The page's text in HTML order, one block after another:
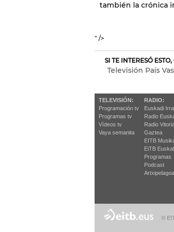
también la crónica
" />
SI TE INTERESÓ
Televisión País
TELEVISIÓN:
Programación tv
Programas tv
Vídeos tv
Vaya semanita
RADIO:
Euskadi
Radio
Radio
Gaztea
EITB
EiTB
Programas
Podcast
Artxipelagoa
©